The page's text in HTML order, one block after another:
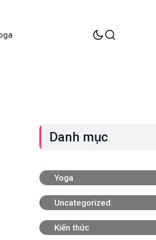
Danh mục
Yoga
Uncategorized
Kiến thức